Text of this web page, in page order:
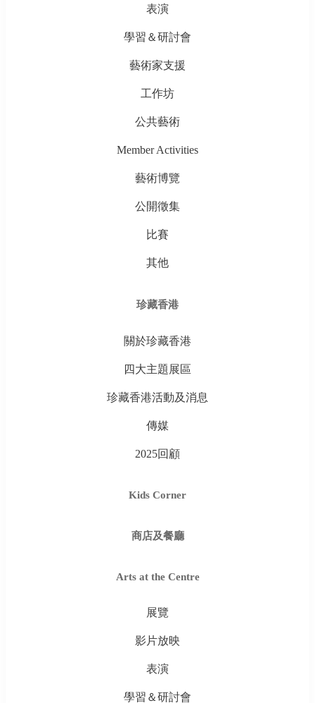
表演
學習＆研討會
藝術家支援
工作坊
公共藝術
Member Activities
藝術博覽
公開徵集
比賽
其他
珍藏香港
關於珍藏香港
四大主題展區
珍藏香港活動及消息
傳媒
2025回顧
Kids Corner
商店及餐廳
Arts at the Centre
展覽
影片放映
表演
學習＆研討會